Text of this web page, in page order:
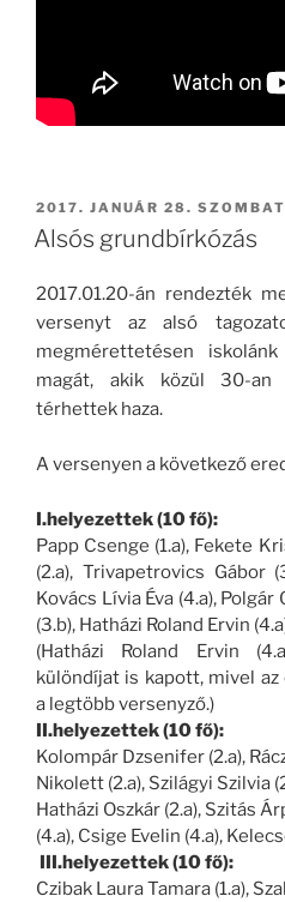
BEKÜLDVE:
2017. JANUÁR 28. SZOMBAT
Alsós grundbírkózás
2017.01.20-án rendezték
versenyt az alsó
megmérettetésen
magát, akik közül 30-an
térhettek haza.
A versenyen a következő
I.helyezettek (10 fő):
Papp Csenge (1.a), Fekete
(2.a), Trivapetrovics Gábor
Kovács Lívia Éva (4.a),
(3.b), Hatházi Roland Ervin
(Hatházi Roland Ervin
különdíjat is kapott, mivel
a legtöbb versenyző.)
II.helyezettek (10 fő):
Kolompár Dzsenifer (2.a),
Nikolett (2.a), Szilágyi Szilvia
Hatházi Oszkár (2.a), Szitás
(4.a), Csige Evelin (4.a),
III.helyezettek (10 fő):
Czibak Laura Tamara (1.a),